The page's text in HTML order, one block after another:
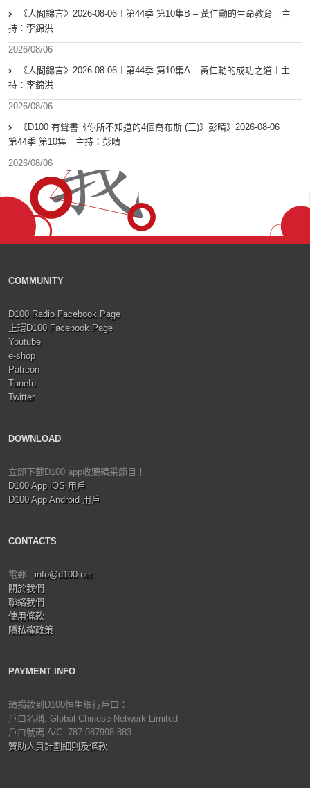
《人間錦言》2026-08-06︱第44季 第10集B – 黃仁勳的生命教育︱主
持：李錦洪
2026/08/06
《人間錦言》2026-08-06︱第44季 第10集A – 黃仁勳的成功之道︱主
持：李錦洪
2026/08/06
《D100 有聲書《你所不知道的4個喬布斯 (三)》彭晴》2026-08-06︱
第44季 第10集︱主持：彭晴
2026/08/06
COMMUNITY
D100 Radio Facebook Page
上環D100 Facebook Page
Youtube
e-shop
Patreon
TuneIn
Twitter
DOWNLOAD
立即下載D100 app收聽精采節目！
D100 App iOS 用戶
D100 App Android 用戶
CONTACTS
電郵 : info@d100.net
關於我們
聯絡我們
使用條款
隱私權政策
PAYMENT INFO
請捐款到D100恒生銀行戶口：
戶口名稱: Global Chinese Network Limited
戶口號碼 A/C: 787-087998-883
贊助人員計劃細則及條款